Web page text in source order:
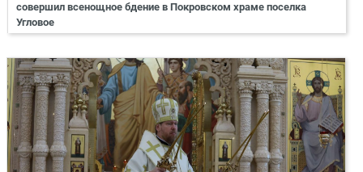
совершил всенощное бдение в Покровском храме поселка
Угловое